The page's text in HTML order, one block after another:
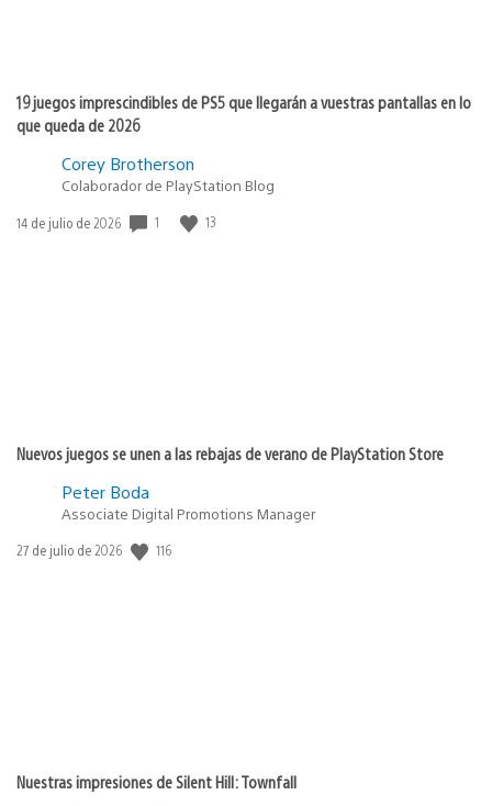
19 juegos imprescindibles de PS5 que llegarán a vuestras pantallas en lo
que queda de 2026
Corey Brotherson
Colaborador de PlayStation Blog
Fecha
14 de julio de 2026 1 13
Nuevos juegos se unen a las rebajas de verano de PlayStation Store
Peter Boda
Associate Digital Promotions Manager
Fecha
27 de julio de 2026 116
Nuestras impresiones de Silent Hill: Townfall